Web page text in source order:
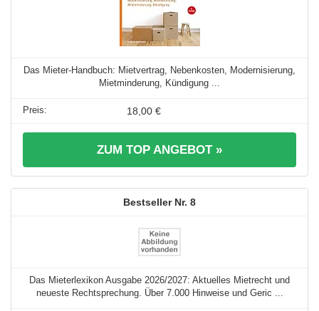
Das Mieter-Handbuch: Mietvertrag, Nebenkosten, Modernisierung,
Mietminderung, Kündigung ...
18,00 €
ZUM TOP ANGEBOT »
8
Das Mieterlexikon Ausgabe 2026/2027: Aktuelles Mietrecht und
neueste Rechtsprechung. Über 7.000 Hinweise und Geric ...